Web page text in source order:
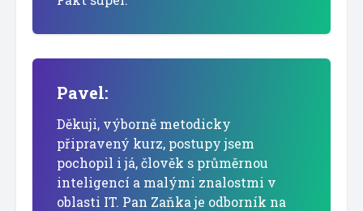
Pavel:
Děkuji, výborně metodicky
připravený kurz, postupy jsem
pochopil i já, člověk s průměrnou
inteligencí a malými znalostmi v
oblasti IT. Pan Zaňka je odborník na